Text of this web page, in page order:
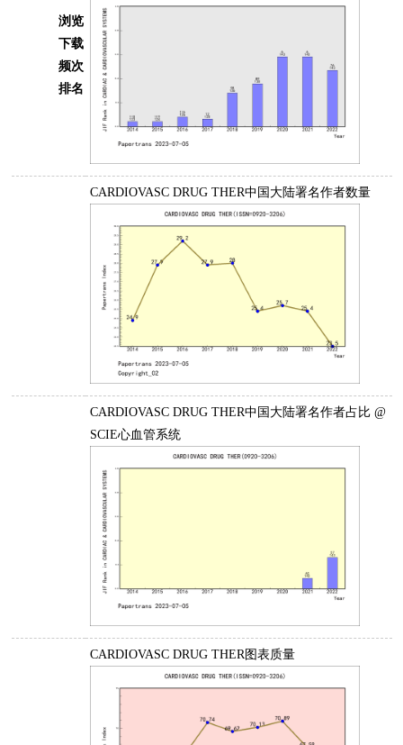
浏览
下载
频次
排名
CARDIOVASC DRUG THER中国大陆署名作者数量
CARDIOVASC DRUG THER中国大陆署名作者占比 @
SCIE心血管系统
CARDIOVASC DRUG THER图表质量